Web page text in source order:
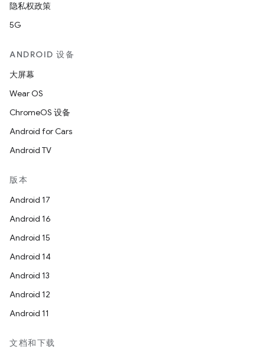
隐私权政策
5G
ANDROID 设备
大屏幕
Wear OS
ChromeOS 设备
Android for Cars
Android TV
版本
Android 17
Android 16
Android 15
Android 14
Android 13
Android 12
Android 11
文档和下载